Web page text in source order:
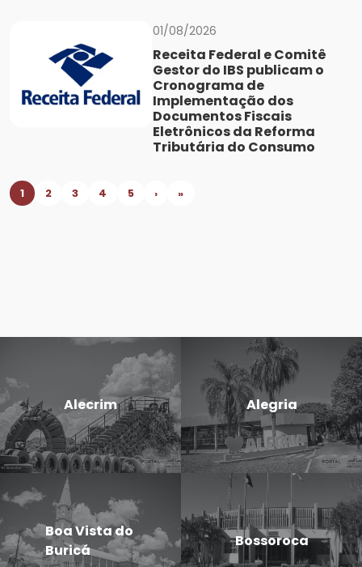
01/08/2026
Receita Federal e Comitê
Gestor do IBS publicam o
Cronograma de
Implementação dos
Documentos Fiscais
Eletrônicos da Reforma
Tributária do Consumo
1 2 3 4 5 › »
Alecrim Alegria
Boa Vista do
Buricá
Bossoroca